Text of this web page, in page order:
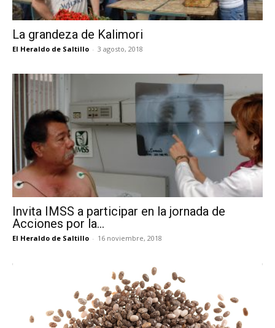
La grandeza de Kalimori
El Heraldo de Saltillo - 3 agosto, 2018
Invita IMSS a participar en la jornada de
Acciones por la...
El Heraldo de Saltillo - 16 noviembre, 2018